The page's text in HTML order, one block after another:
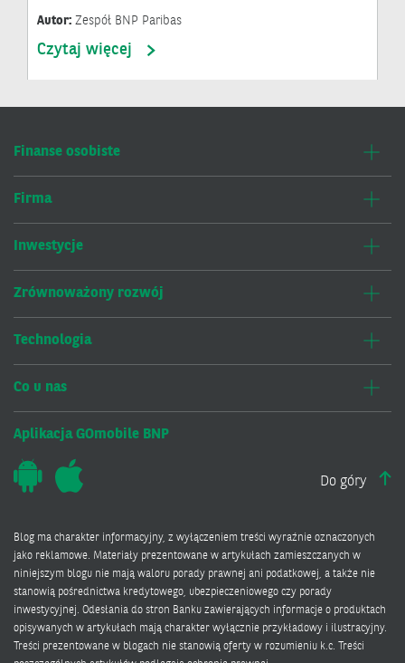
Autor: Zespół BNP Paribas
Czytaj więcej
Finanse osobiste
Firma
Inwestycje
Zrównoważony rozwój
Technologia
Co u nas
Aplikacja GOmobile BNP
Do góry
Blog ma charakter informacyjny, z wyłączeniem treści wyraźnie oznaczonych
jako reklamowe. Materiały prezentowane w artykułach zamieszczanych w
niniejszym blogu nie mają waloru porady prawnej ani podatkowej, a także nie
stanowią pośrednictwa kredytowego, ubezpieczeniowego czy porady
inwestycyjnej. Odesłania do stron Banku zawierających informacje o produktach
opisywanych w artykułach mają charakter wyłącznie przykładowy i ilustracyjny.
Treści prezentowane w blogach nie stanowią oferty w rozumieniu k.c. Treści